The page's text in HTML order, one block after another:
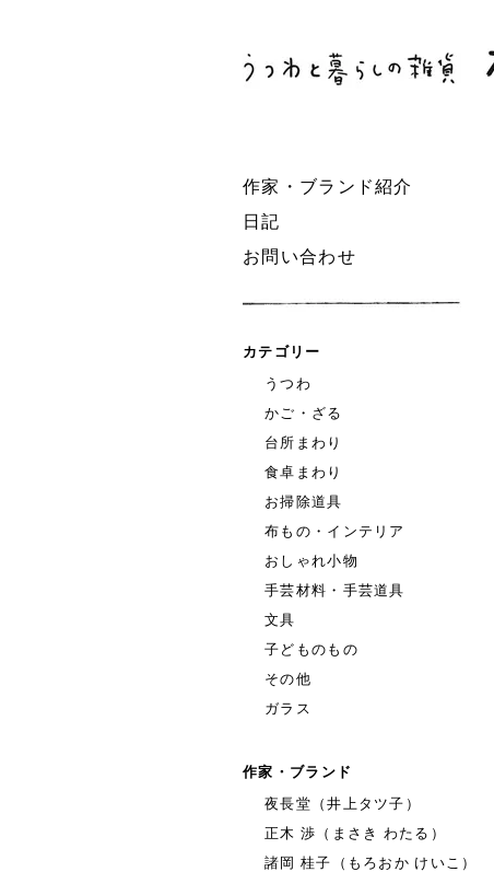
作家・ブランド紹介
日記
お問い合わせ
カテゴリー
うつわ
かご・ざる
台所まわり
食卓まわり
お掃除道具
布もの・インテリア
おしゃれ小物
手芸材料・手芸道具
文具
子どものもの
その他
ガラス
作家・ブランド
夜長堂（井上タツ子）
正木 渉（まさき わたる）
諸岡 桂子（もろおか けいこ）